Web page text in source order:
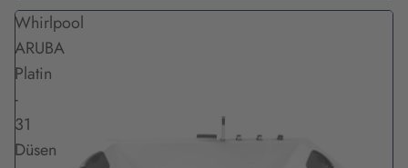
Whirlpool
ARUBA
Platin
-
31
Düsen